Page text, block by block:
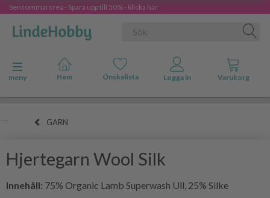
Sensommarsrea - Spara upp till 50% - klicka här
Ändra navigering
meny
GARN
Hjertegarn Wool Silk
Innehåll: 75% Organic Lamb Superwash Ull, 25% Silke